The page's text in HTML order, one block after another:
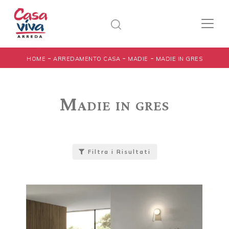
HOME - ARREDAMENTO CASA - MADIE - MADIE IN GRES
Madie in gres
Filtra i Risultati